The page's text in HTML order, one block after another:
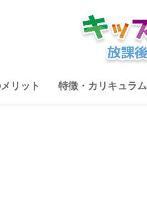
リット 特徴・カリキュラム